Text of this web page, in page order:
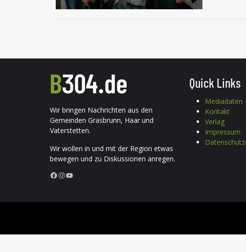
Wir bringen Nachrichten aus den
Gemeinden Grasbrunn, Haar und
Vaterstetten.
Wir wollen in und mit der Region etwas
bewegen und zu Diskussionen anregen.
Facebook InstagramYouTube
Quick Links
Mediadaten
Kontakt
Verlag
Impressum